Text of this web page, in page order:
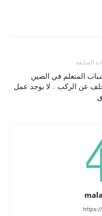
السابقة
المتعلم في الصين
عن الركب .. لا يوجد عمل